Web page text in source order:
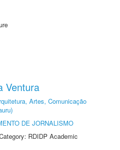
Ventura
Artes, Comunicação
DE JORNALISMO
RDIDP Academic